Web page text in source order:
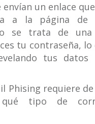
envían un enlace
a la página de
se trata de
tu contraseña, lo
tus datos
Phising requiere
tipo de